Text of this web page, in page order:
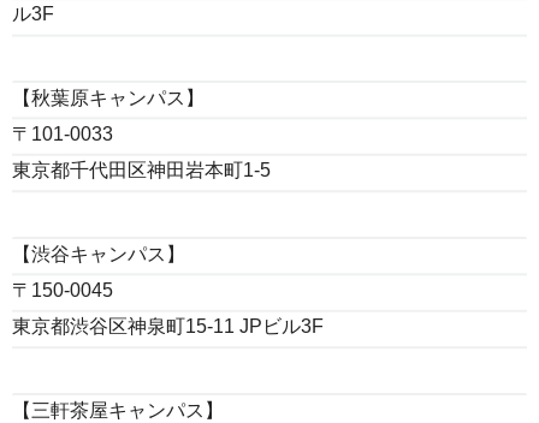
ル3F
【秋葉原キャンパス】
〒101-0033
東京都千代田区神田岩本町1-5
【渋谷キャンパス】
〒150-0045
東京都渋谷区神泉町15-11 JPビル3F
【三軒茶屋キャンパス】